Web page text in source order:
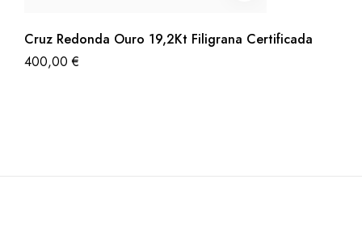
Cruz Redonda Ouro 19,2Kt Filigrana Certificada
400,00€